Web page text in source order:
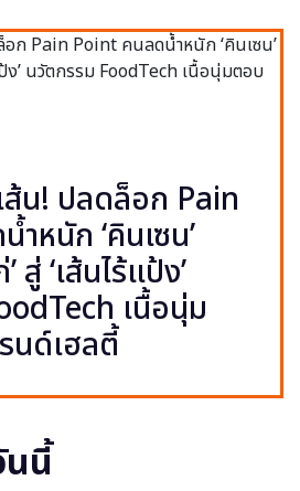
น! ปลดล็อก Pain
หนัก ‘คินเซน’
สู่ ‘เส้นไร้แป้ง’
เนื้อนุ่ม
นด์เฮลตี้
นนี้